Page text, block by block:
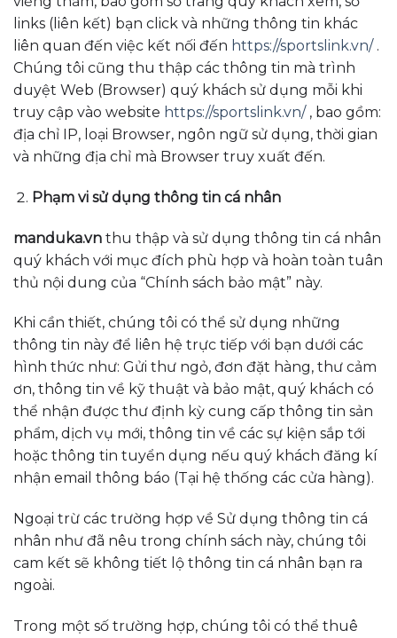
links (liên kết) bạn click và những thông tin khác
liên quan đến việc kết nối đến https://sportslink.vn/.
Chúng tôi cũng thu thập các thông tin mà trình
duyệt Web (Browser) quý khách sử dụng mỗi khi
truy cập vào website https://sportslink.vn/, bao gồm:
địa chỉ IP, loại Browser, ngôn ngữ sử dụng, thời gian
và những địa chỉ mà Browser truy xuất đến.
Phạm vi sử dụng thông tin cá nhân
manduka.vn thu thập và sử dụng thông tin cá nhân
quý khách với mục đích phù hợp và hoàn toàn tuân
thủ nội dung của “Chính sách bảo mật” này.
Khi cần thiết, chúng tôi có thể sử dụng những
thông tin này để liên hệ trực tiếp với bạn dưới các
hình thức như: Gửi thư ngỏ, đơn đặt hàng, thư cảm
ơn, thông tin về kỹ thuật và bảo mật, quý khách có
thể nhận được thư định kỳ cung cấp thông tin sản
phẩm, dịch vụ mới, thông tin về các sự kiện sắp tới
hoặc thông tin tuyển dụng nếu quý khách đăng kí
nhận email thông báo (Tại hệ thống các cửa hàng).
Ngoại trừ các trường hợp về Sử dụng thông tin cá
nhân như đã nêu trong chính sách này, chúng tôi
cam kết sẽ không tiết lộ thông tin cá nhân bạn ra
ngoài.
Trong một số trường hợp, chúng tôi có thể thuê